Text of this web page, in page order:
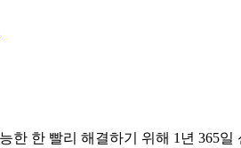
한 한 빨리 해결하기 위해 1년 365일